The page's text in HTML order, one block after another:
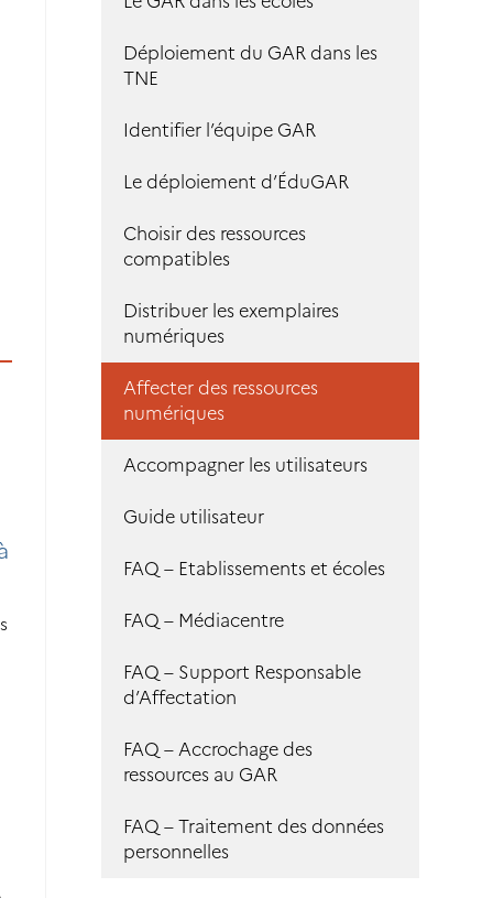
Déploiement du GAR dans les
TNE
Identifier l’équipe GAR
Le déploiement d’ÉduGAR
Choisir des ressources
compatibles
Distribuer les exemplaires
numériques
Affecter des ressources
numériques
Accompagner les utilisateurs
Guide utilisateur
FAQ – Etablissements et écoles
FAQ – Médiacentre
FAQ – Support Responsable
d’Affectation
FAQ – Accrochage des
ressources au GAR
FAQ – Traitement des données
personnelles